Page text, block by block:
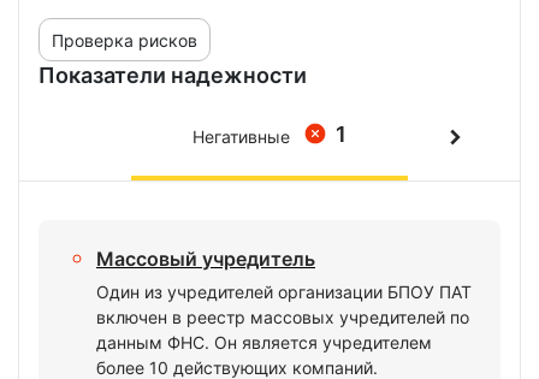
Показатели надежности
Проверка рисков
1
Негативные
Массовый учредитель
Один из учредителей организации БПОУ ПАТ
включен в реестр массовых учредителей по
данным ФНС. Он является учредителем
более 10 действующих компаний.